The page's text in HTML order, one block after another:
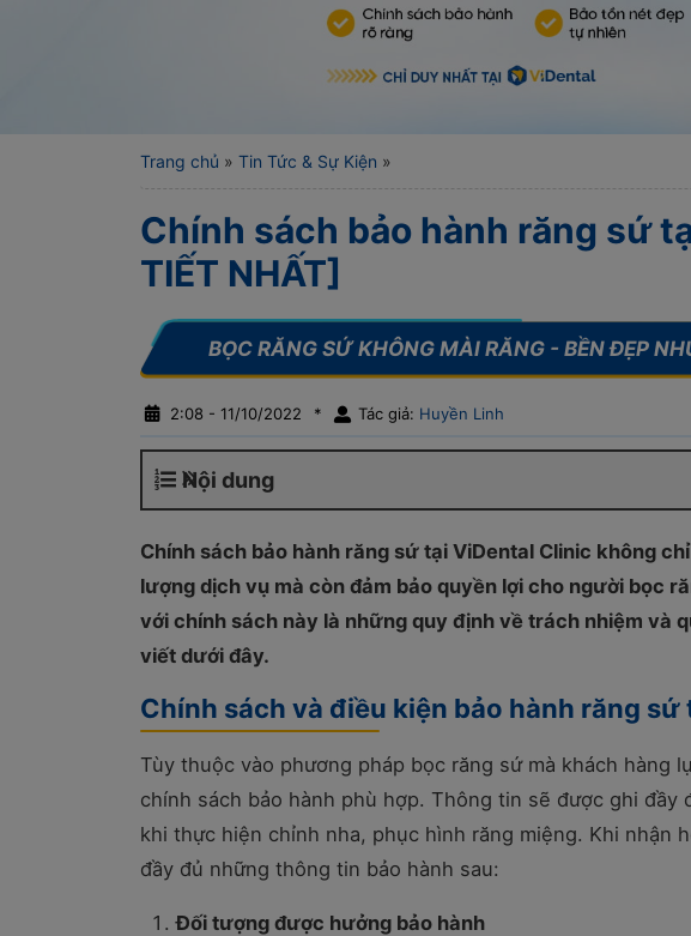
Trang chủ » Tin Tức & Sự Kiện »
Chính sách bảo hành răng sứ
TIẾT NHẤT]
2:08 - 11/10/2022 * Tác giả: Huyền Linh
Nội dung
Chính sách bảo hành răng sứ tại ViDental Clinic không
lượng dịch vụ mà còn đảm bảo quyền lợi cho người bọc
với chính sách này là những quy định về trách nhiệm và
viết dưới đây.
Chính sách và điều kiện bảo hành răng
Tùy thuộc vào phương pháp bọc răng sứ mà khách hàng
chính sách bảo hành phù hợp. Thông tin sẽ được ghi
khi thực hiện chỉnh nha, phục hình răng miệng. Khi nhận
đầy đủ những thông tin bảo hành sau:
Đối tượng được hưởng bảo hành